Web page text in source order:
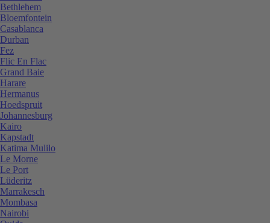
Bethlehem
Bloemfontein
Casablanca
Durban
Fez
Flic En Flac
Grand Baie
Harare
Hermanus
Hoedspruit
Johannesburg
Kairo
Kapstadt
Katima Mulilo
Le Morne
Le Port
Lüderitz
Marrakesch
Mombasa
Nairobi